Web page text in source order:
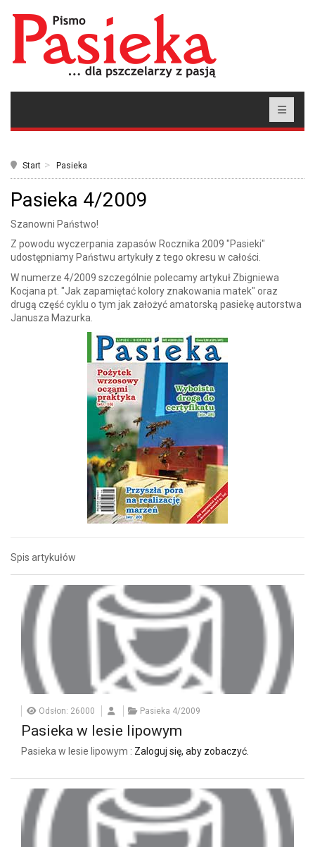
Start Pasieka
Pasieka 4/2009
Szanowni Państwo!
Z powodu wyczerpania zapasów Rocznika 2009 "Pasieki"
udostępniamy Państwu artykuły z tego okresu w całości.
W numerze 4/2009 szczególnie polecamy artykuł Zbigniewa
Kocjana pt. "Jak zapamiętać kolory znakowania matek" oraz
drugą część cyklu o tym jak założyć amatorską pasiekę autorstwa
Janusza Mazurka.
Spis artykułów
Odsłon: 26000 Pasieka 4/2009
Pasieka w lesie lipowym
Pasieka w lesie lipowym : Zaloguj się, aby zobaczyć.